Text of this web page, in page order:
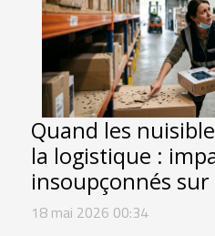
Quand les
la logistique :
insoupçonnés
18 mai 2026 00:34